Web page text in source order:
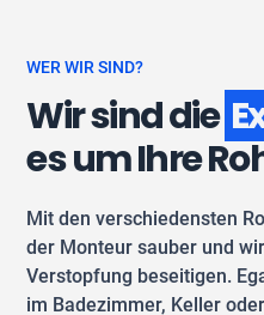
WER WIR SIND?
Wir sind die
es um Ihre
Mit den verschiedensten
der Monteur sauber und
Verstopfung beseitigen.
im Badezimmer, Keller